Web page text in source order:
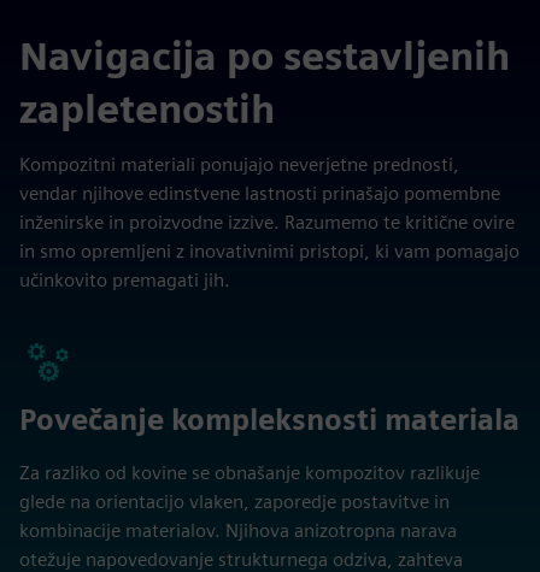
Navigacija po sestavljenih
zapletenostih
Kompozitni materiali ponujajo neverjetne prednosti,
vendar njihove edinstvene lastnosti prinašajo pomembne
inženirske in proizvodne izzive. Razumemo te kritične ovire
in smo opremljeni z inovativnimi pristopi, ki vam pomagajo
učinkovito premagati jih.
Povečanje kompleksnosti materiala
Za razliko od kovine se obnašanje kompozitov razlikuje
glede na orientacijo vlaken, zaporedje postavitve in
kombinacije materialov. Njihova anizotropna narava
otežuje napovedovanje strukturnega odziva, zahteva